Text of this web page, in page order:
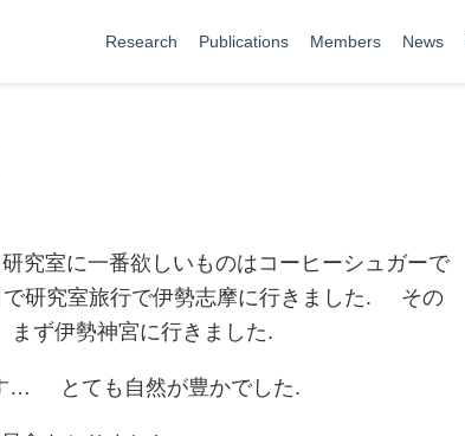
Research Publications Members News
室に一番欲しいものはコーヒーシュガーで
究室旅行で伊勢志摩に行きました. その
ず伊勢神宮に行きました.
… とても自然が豊かでした.